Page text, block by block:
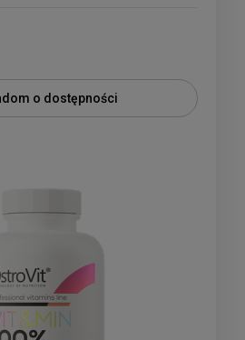
o dostępności